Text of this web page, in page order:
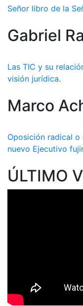
Señor libro de la
Gabriel
Las TIC y su
visión jurídica.
Marco
Oposición radical
nuevo Ejecutivo
ÚLTIMO